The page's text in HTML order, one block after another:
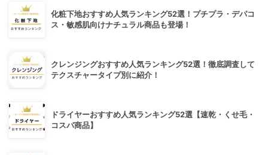
化粧下地おすすめ人気ランキング52選！プチプラ・デパコ
ス・敏感肌向けナチュラル商品も登場！
クレンジングおすすめ人気ランキング52選！徹底調査して
テクスチャータイプ別に紹介！
ドライヤーおすすめ人気ランキング52選【速乾・くせ毛・
コスパ商品】